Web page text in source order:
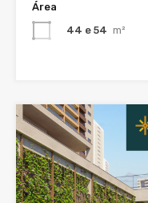
Área
44 e 54 m²